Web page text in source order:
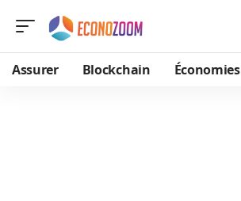
Assurer Blockchain Économies